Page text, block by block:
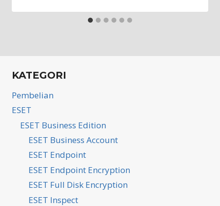
KATEGORI
Pembelian
ESET
ESET Business Edition
ESET Business Account
ESET Endpoint
ESET Endpoint Encryption
ESET Full Disk Encryption
ESET Inspect